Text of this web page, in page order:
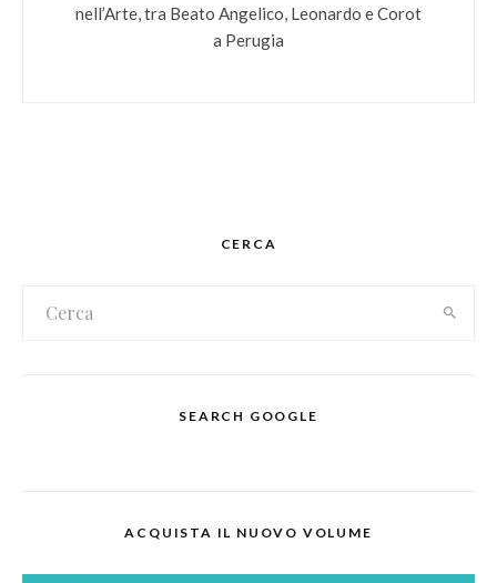
nell’Arte, tra Beato Angelico, Leonardo e Corot
a Perugia
CERCA
SEARCH GOOGLE
ACQUISTA IL NUOVO VOLUME